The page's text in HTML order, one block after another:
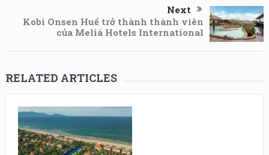
Next
Kobi Onsen Huế trở thành thành viên
của Meliá Hotels International
RELATED ARTICLES